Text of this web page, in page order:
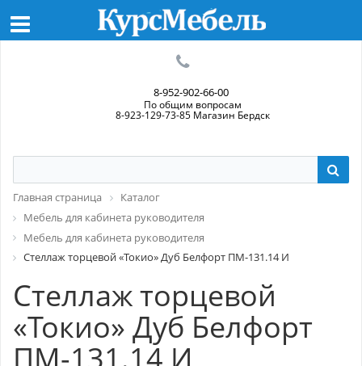
8-952-902-66-00
По общим вопросам
8-923-129-73-85 Магазин Бердск
Главная страница
Каталог
Мебель для кабинета руководителя
Мебель для кабинета руководителя
Стеллаж торцевой «Токио» Дуб Белфорт ПМ-131.14 И
Стеллаж торцевой
«Токио» Дуб Белфорт